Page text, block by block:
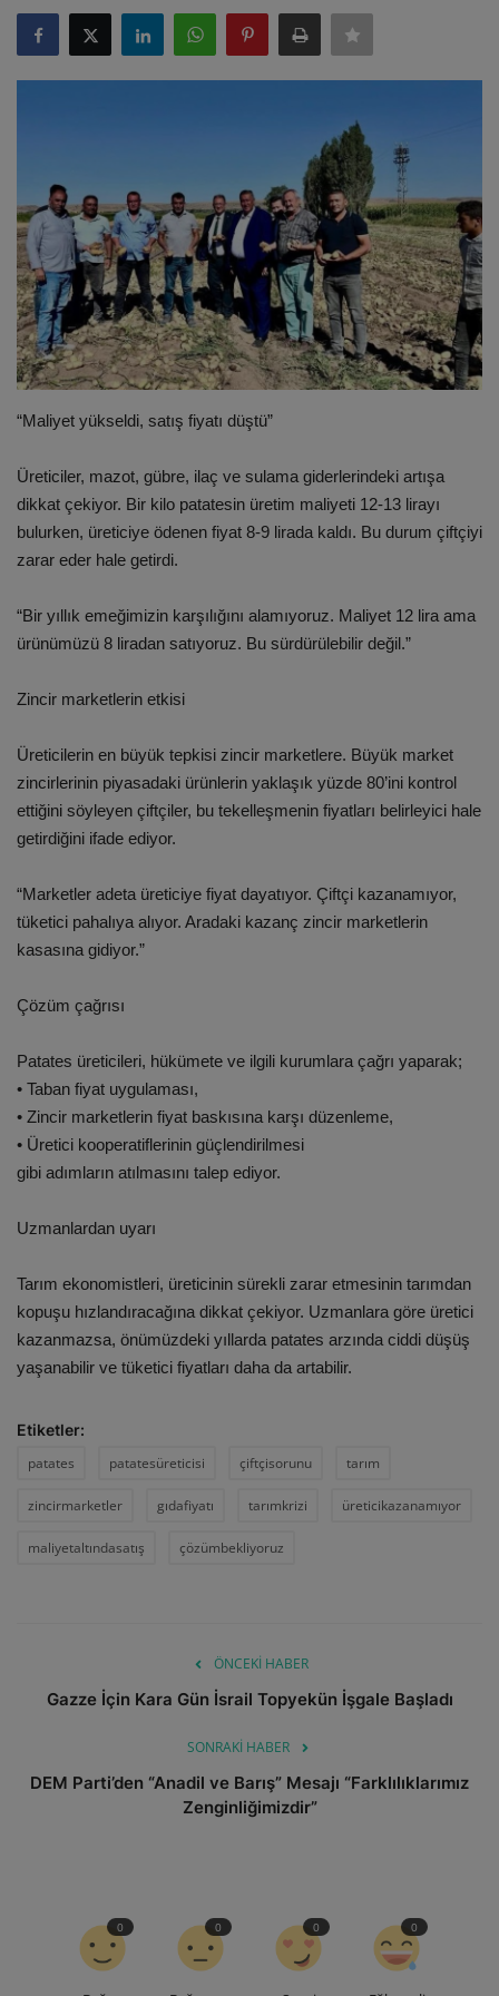
ULUSLARARASI
SPOR
SEYAHAT
EĞİTİM
GALERİ
VİDEO
“Maliyet yükseldi, satış fiyatı düştü”
Üreticiler, mazot, gübre, ilaç ve sulama giderlerindeki artışa
dikkat çekiyor. Bir kilo patatesin üretim maliyeti 12-13 lirayı
bulurken, üreticiye ödenen fiyat 8-9 lirada kaldı. Bu durum çiftçiyi
zarar eder hale getirdi.
“Bir yıllık emeğimizin karşılığını alamıyoruz. Maliyet 12 lira ama
ürünümüzü 8 liradan satıyoruz. Bu sürdürülebilir değil.”
Zincir marketlerin etkisi
Üreticilerin en büyük tepkisi zincir marketlere. Büyük market
zincirlerinin piyasadaki ürünlerin yaklaşık yüzde 80’ini kontrol
ettiğini söyleyen çiftçiler, bu tekelleşmenin fiyatları belirleyici hale
getirdiğini ifade ediyor.
“Marketler adeta üreticiye fiyat dayatıyor. Çiftçi kazanamıyor,
tüketici pahalıya alıyor. Aradaki kazanç zincir marketlerin
kasasına gidiyor.”
Çözüm çağrısı
Patates üreticileri, hükümete ve ilgili kurumlara çağrı yaparak;
• Taban fiyat uygulaması,
• Zincir marketlerin fiyat baskısına karşı düzenleme,
• Üretici kooperatiflerinin güçlendirilmesi
gibi adımların atılmasını talep ediyor.
Uzmanlardan uyarı
Tarım ekonomistleri, üreticinin sürekli zarar etmesinin tarımdan
kopuşu hızlandıracağına dikkat çekiyor. Uzmanlara göre üretici
kazanmazsa, önümüzdeki yıllarda patates arzında ciddi düşüş
yaşanabilir ve tüketici fiyatları daha da artabilir.
Etiketler:
patates
patatesüreticisi çiftçisorunu tarım
zincirmarketler gıdafiyatı tarımkrizi üreticikazanamıyor
maliyetaltındasatış çözümbekliyoruz
ÖNCEKI HABER
Gazze İçin Kara Gün İsrail Topyekün İşgale Başladı
SONRAKI HABER
DEM Parti’den “Anadil ve Barış” Mesajı “Farklılıklarımız
Zenginliğimizdir”
0 0 0 0